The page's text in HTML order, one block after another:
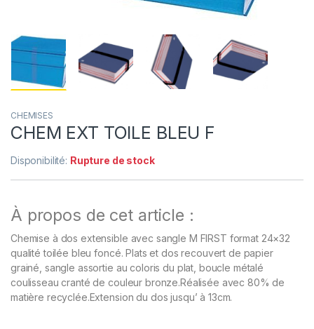
CHEMISES
CHEM EXT TOILE BLEU F
Disponibilité: Rupture de stock
À propos de cet article :
Chemise à dos extensible avec sangle M FIRST format 24×32
qualité toilée bleu foncé. Plats et dos recouvert de papier
grainé, sangle assortie au coloris du plat, boucle métalé
coulisseau cranté de couleur bronze.Réalisée avec 80% de
matière recyclée.Extension du dos jusqu’ à 13cm.